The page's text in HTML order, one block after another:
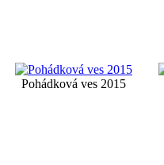
Pohádková ves 2015